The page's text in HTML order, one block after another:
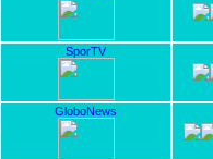
SporTV
GloboNews